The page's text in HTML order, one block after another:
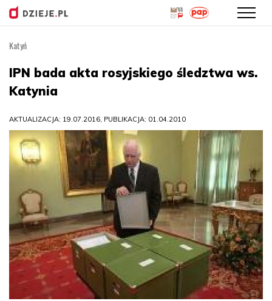
treści
Katyń
IPN bada akta rosyjskiego śledztwa ws.
Katynia
AKTUALIZACJA: 19.07.2016, PUBLIKACJA: 01.04.2010